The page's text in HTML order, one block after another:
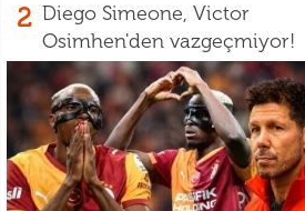
2 Diego Simeone, Victor
Osimhen'den vazgeçmiyor!